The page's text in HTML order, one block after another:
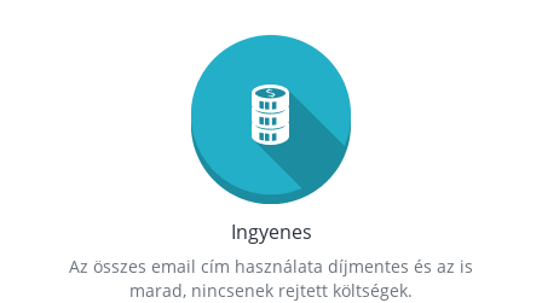
Ingyenes
Az összes email cím használata díjmentes és az is
marad, nincsenek rejtett költségek.